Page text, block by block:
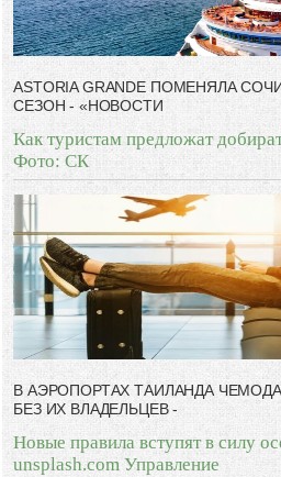
ASTORIA GRANDE ПОМЕНЯЛА
СЕЗОН - «НОВОСТИ
Как туристам предложат
Фото: СК
В АЭРОПОРТАХ ТАИЛАНДА
БЕЗ ИХ ВЛАДЕЛЬЦЕВ -
Новые правила вступят в силу
unsplash.com Управление